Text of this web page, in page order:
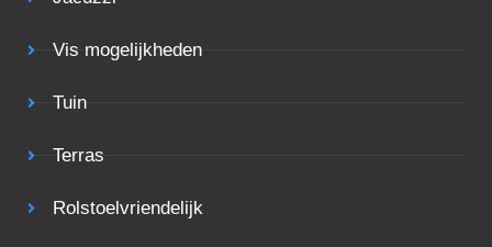
Vis mogelijkheden
Tuin
Terras
Rolstoelvriendelijk